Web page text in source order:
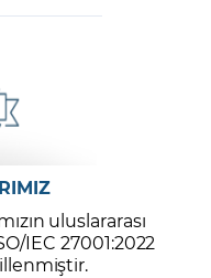
uluslararası
IEC 27001:2022